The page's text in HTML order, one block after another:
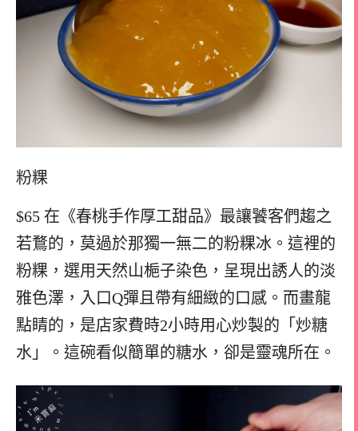
粉粿
$65 在《春桃手作厚工甜品》最讓饕客們趨之
若鶩的，莫過於那獨一無二的粉粿冰。這裡的
粉粿，選用天然山梔子染色，呈現出誘人的淡
雅色澤，入口Q彈且帶有細緻的口感。而畫龍
點睛的，是店家費時2小時用心炒製的「炒糖
水」。這碗看似簡單的糖水，卻是靈魂所在。